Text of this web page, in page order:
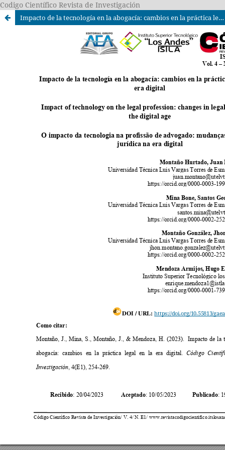
Codigo Científico Revista de Investigación
Impacto de la tecnología en la abogacía: cambios en la práctica legal en la era digital